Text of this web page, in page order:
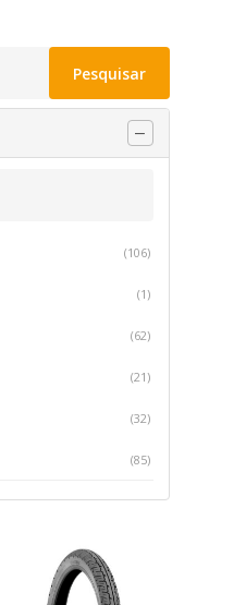
Pesquisar
(106)
(1)
(62)
(21)
(32)
(85)
(143)